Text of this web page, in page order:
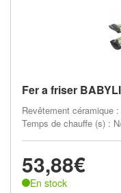
Fer a friser
Revêtement céramique :
Temps de chauffe (s) :
53,88€
En stock